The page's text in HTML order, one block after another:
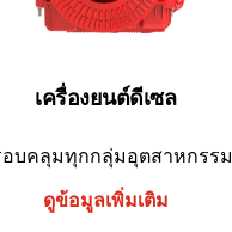
เครื่องยนต์ดีเซล
อบคลุมทุกกลุ่มอุตสาหกรรม
ดูข้อมูลเพิ่มเติม